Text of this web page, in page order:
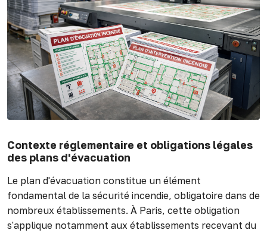
Contexte réglementaire et obligations légales
des plans d'évacuation
Le plan d'évacuation constitue un élément
fondamental de la sécurité incendie, obligatoire dans de
nombreux établissements. À Paris, cette obligation
s'applique notamment aux établissements recevant du